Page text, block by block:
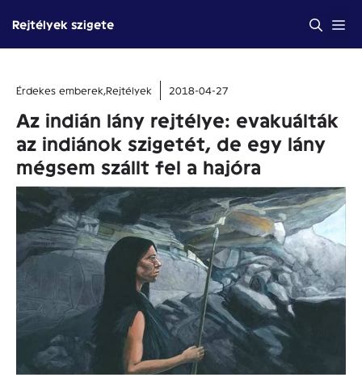
tartalomba
Rejtélyek szigete
Érdekes emberek,Rejtélyek 2018-04-27
Az indián lány rejtélye: evakuálták
az indiánok szigetét, de egy lány
mégsem szállt fel a hajóra